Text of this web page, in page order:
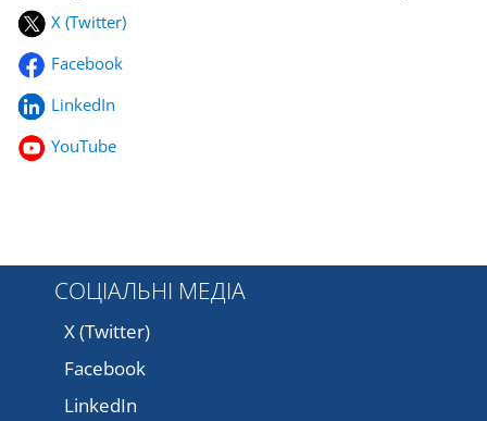
X (Twitter)
Facebook
LinkedIn
YouTube
СОЦІАЛЬНІ МЕДІА
X (Twitter)
Facebook
LinkedIn